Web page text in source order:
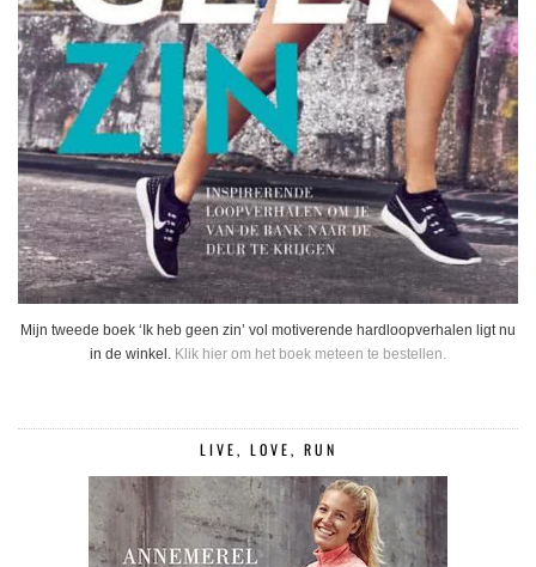
Mijn tweede boek ‘Ik heb geen zin’ vol motiverende hardloopverhalen ligt nu
in de winkel. Klik hier om het boek meteen te bestellen.
LIVE, LOVE, RUN